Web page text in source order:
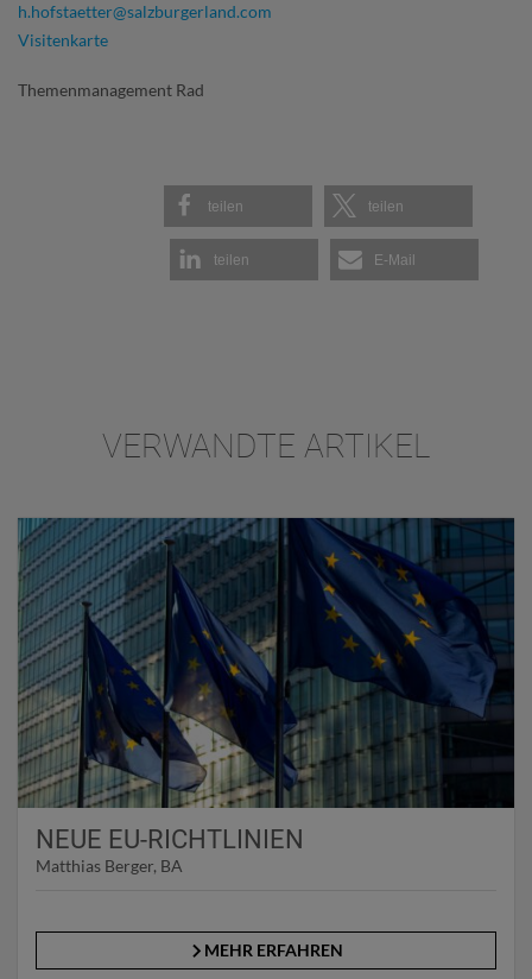
h.hofstaetter@salzburgerland.com
Visitenkarte
Themenmanagement Rad
teilen teilen
teilen E-Mail
VERWANDTE ARTIKEL
NEUE EU-RICHTLINIEN
Matthias Berger, BA
MEHR ERFAHREN